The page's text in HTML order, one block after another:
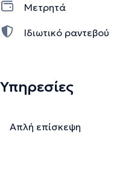
Μετρητά
Ιδιωτικό ραντεβού
Υπηρεσίες
Απλή επίσκεψη